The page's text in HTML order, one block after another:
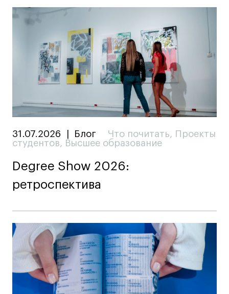
31.07.2026 Блог Что почитать, Проекты
студентов, Высшее образование
Degree Show 2026:
ретроспектива